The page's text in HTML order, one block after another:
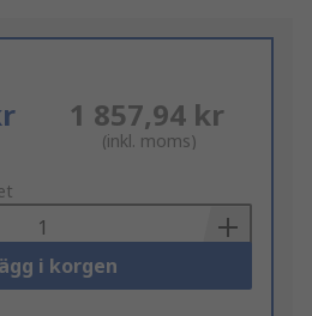
1 857,94 kr
(inkl. moms)
i korgen